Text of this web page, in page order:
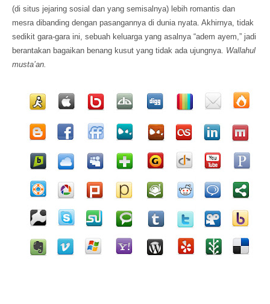
(di situs jejaring sosial dan yang semisalnya) lebih romantis dan
mesra dibanding dengan pasangannya di dunia nyata. Akhirnya, tidak
sedikit gara-gara ini, sebuah keluarga yang asalnya “adem ayem,” jadi
berantakan bagaikan benang kusut yang tidak ada ujungnya. Wallahul
musta’an.